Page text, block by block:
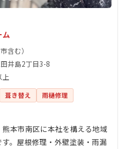
ム
含む）
井島2丁目3-8
上
葺き替え
雨樋修理
本市南区に本社を構える地域
。屋根修理・外壁塗装・雨漏